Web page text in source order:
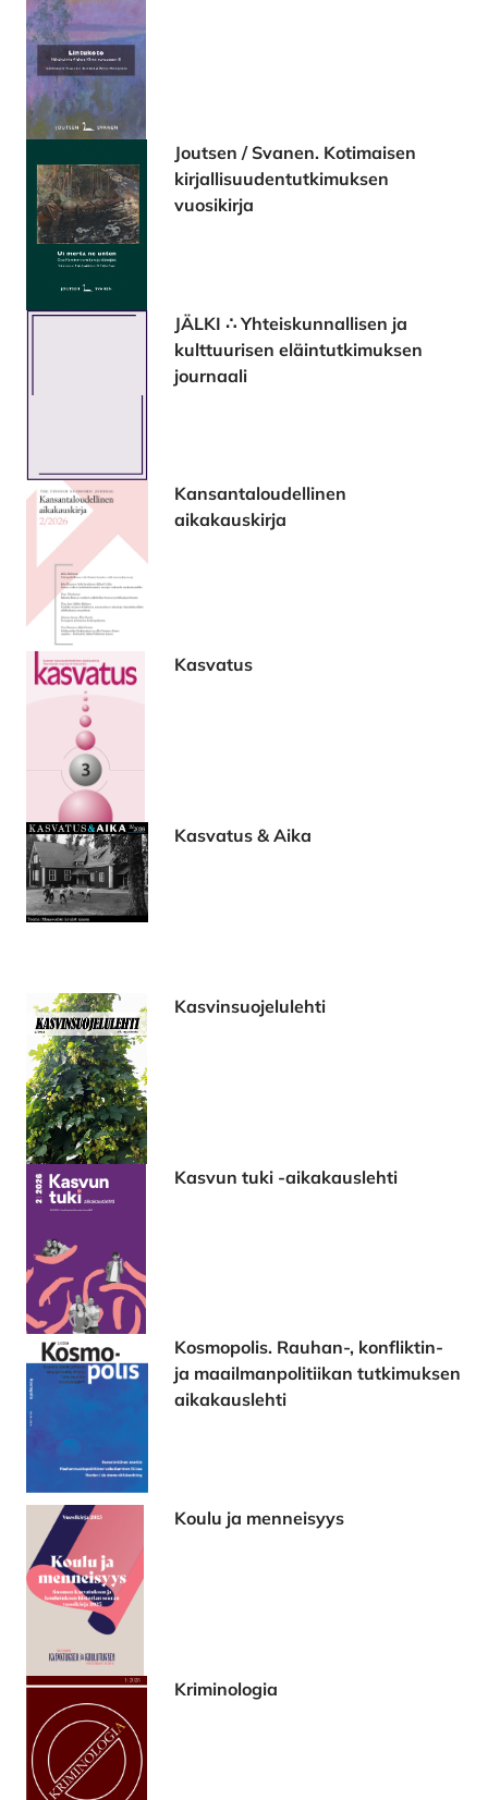
Joutsen / Svanen. Kotimaisen
kirjallisuudentutkimuksen
vuosikirja
JÄLKI ∴ Yhteiskunnallisen ja
kulttuurisen eläintutkimuksen
journaali
Kansantaloudellinen
aikakauskirja
Kasvatus
Kasvatus & Aika
Kasvinsuojelulehti
Kasvun tuki -aikakauslehti
Kosmopolis. Rauhan-, konfliktin-
ja maailmanpolitiikan tutkimuksen
aikakauslehti
Koulu ja menneisyys
Kriminologia